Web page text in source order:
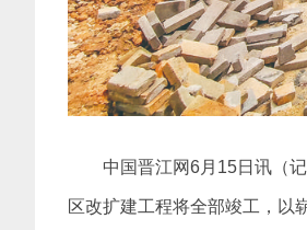
中国晋江网6月15日讯（
区改扩建工程将全部竣工，以